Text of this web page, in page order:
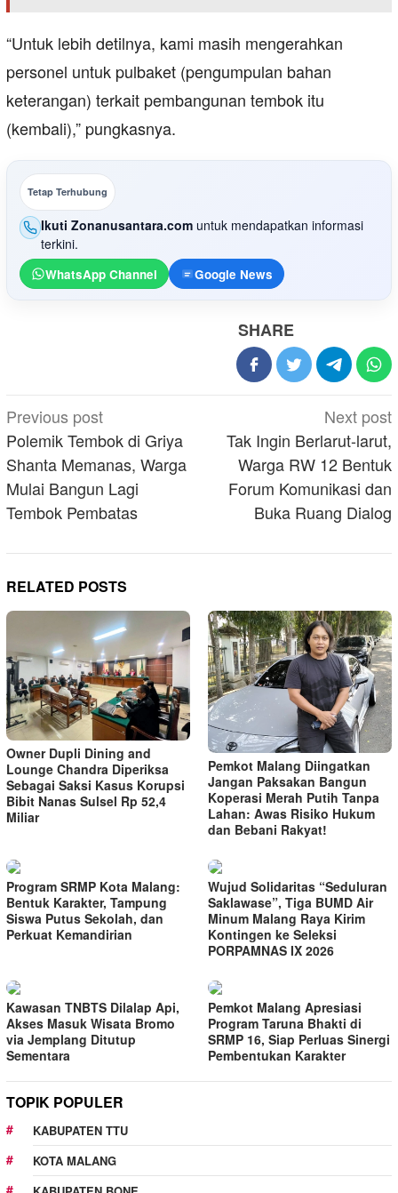
“Untuk lebih detilnya, kami masih mengerahkan
personel untuk pulbaket (pengumpulan bahan
keterangan) terkait pembangunan tembok itu
(kembali),” pungkasnya.
Tetap Terhubung
Ikuti Zonanusantara.com untuk mendapatkan informasi
terkini.
WhatsApp Channel Google News
SHARE
Post
navigation
Previous post
Polemik Tembok di Griya
Shanta Memanas, Warga
Mulai Bangun Lagi
Tembok Pembatas
Next post
Tak Ingin Berlarut-larut,
Warga RW 12 Bentuk
Forum Komunikasi dan
Buka Ruang Dialog
RELATED POSTS
Owner Dupli Dining and
Lounge Chandra Diperiksa
Sebagai Saksi Kasus Korupsi
Bibit Nanas Sulsel Rp 52,4
Miliar
Pemkot Malang Diingatkan
Jangan Paksakan Bangun
Koperasi Merah Putih Tanpa
Lahan: Awas Risiko Hukum
dan Bebani Rakyat!
Program SRMP Kota Malang:
Bentuk Karakter, Tampung
Siswa Putus Sekolah, dan
Perkuat Kemandirian
Wujud Solidaritas “Seduluran
Saklawase”, Tiga BUMD Air
Minum Malang Raya Kirim
Kontingen ke Seleksi
PORPAMNAS IX 2026
Kawasan TNBTS Dilalap Api,
Akses Masuk Wisata Bromo
via Jemplang Ditutup
Sementara
Pemkot Malang Apresiasi
Program Taruna Bhakti di
SRMP 16, Siap Perluas Sinergi
Pembentukan Karakter
TOPIK POPULER
KABUPATEN TTU
KOTA MALANG